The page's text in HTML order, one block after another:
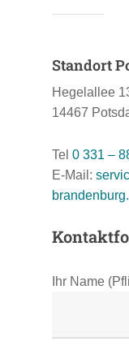
Standort
Hegelallee
14467
Tel0 331 –
E-Mail:
Ihr Name